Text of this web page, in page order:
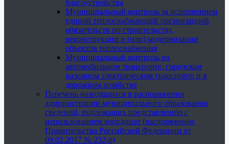
благоустройства
Муниципальный контроль за исполнением
единой теплоснабжающей организацией
обязательств по строительству,
реконструкции и (или) модернизации
объектов теплоснабжения
Муниципальный контроль на
автомобильном транспорте, городском
наземном электрическом транспорте и в
дорожном хозяйстве
Перечень находящихся в распоряжении
администрации муниципального образования
сведений, подлежащих представлению с
использованием координат (распоряжение
Правительства Российской Федерации от
09.02.2017 № 232-р)